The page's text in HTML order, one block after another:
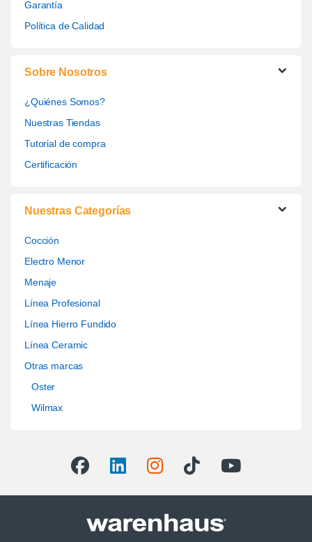
Garantía
Política de Calidad
Sobre Nosotros
¿Quiénes Somos?
Nuestras Tiendas
Tutorial de compra
Certificación
Nuestras Categorías
Cocción
Electro Menor
Menaje
Línea Profesional
Línea Hierro Fundido
Línea Ceramic
Otras marcas
Oster
Wilmax